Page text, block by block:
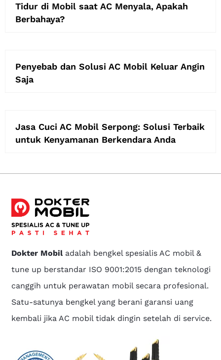
Tidur di Mobil saat AC Menyala, Apakah
Berbahaya?
Penyebab dan Solusi AC Mobil Keluar Angin
Saja
Jasa Cuci AC Mobil Serpong: Solusi Terbaik
untuk Kenyamanan Berkendara Anda
Dokter Mobiladalah bengkel spesialis AC mobil &
tune up berstandar ISO 9001:2015 dengan teknologi
canggih untuk perawatan mobil secara profesional.
Satu-satunya bengkel yang berani garansi uang
kembali jika AC mobil tidak dingin setelah di service.